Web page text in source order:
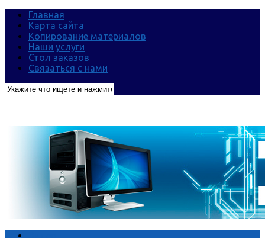
Главная
Карта сайта
Копирование материалов
Наши услуги
Стол заказов
Связаться с нами